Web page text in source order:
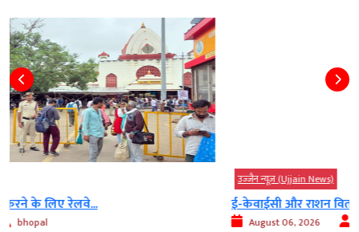
ई-केवाईसी और राशन वितरण में गड़बड़ी की शिकायत...
August 06, 2026